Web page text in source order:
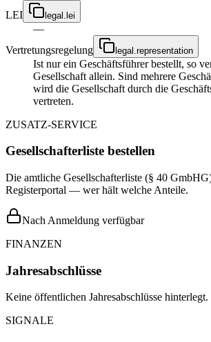
LEI
legal.lei
—
Vertretungsregelung
legal.representation
Ist nur ein Geschäftsführer bestellt, so
Gesellschaft allein. Sind mehrere
wird die Gesellschaft durch die
vertreten.
ZUSATZ-SERVICE
Gesellschafterliste bestellen
Die amtliche Gesellschafterliste (§ 40
Registerportal — wer hält welche Anteile.
Nach Anmeldung verfügbar
FINANZEN
Jahresabschlüsse
Keine öffentlichen Jahresabschlüsse hinterlegt.
SIGNALE